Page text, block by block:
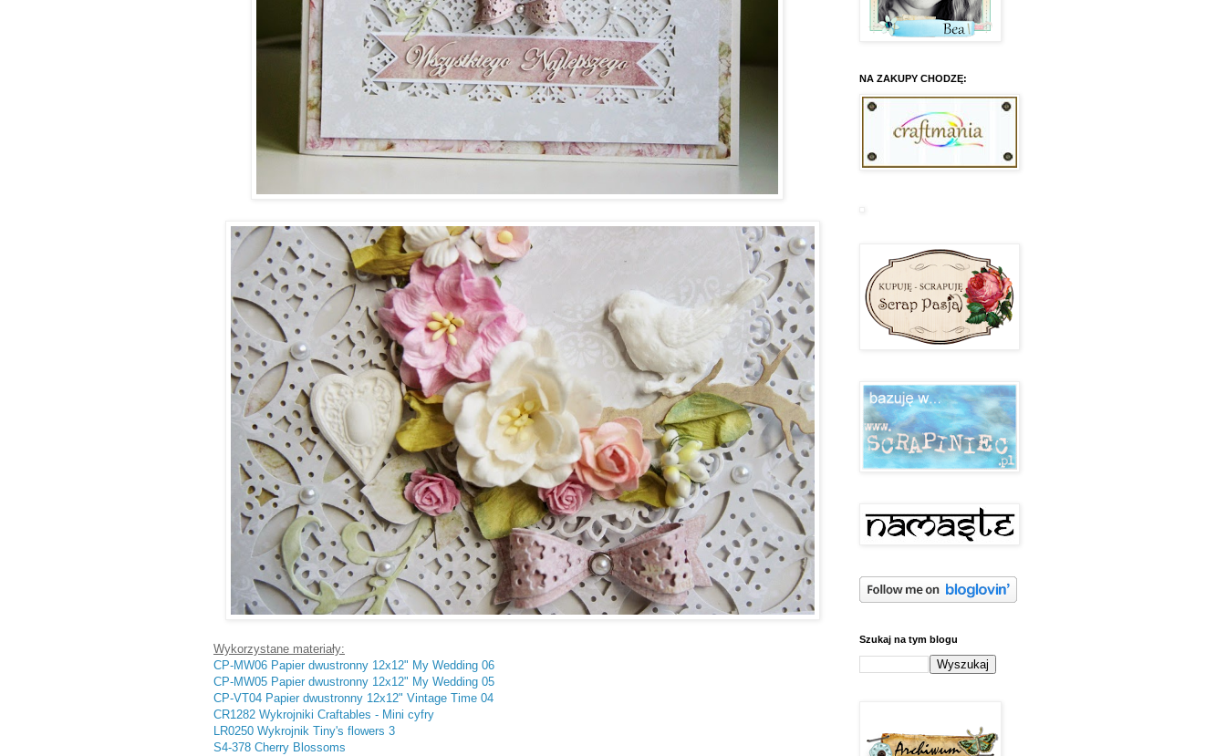
Wykorzystane materiały:
CP-MW06 Papier dwustronny 12x12" My Wedding 06
CP-MW05 Papier dwustronny 12x12" My Wedding 05
CP-VT04 Papier dwustronny 12x12" Vintage Time 04
CR1282 Wykrojniki Craftables - Mini cyfry
LR0250 Wykrojnik Tiny's flowers 3
S4-378 Cherry Blossoms
NA ZAKUPY CHODZĘ:
Szukaj na tym blogu